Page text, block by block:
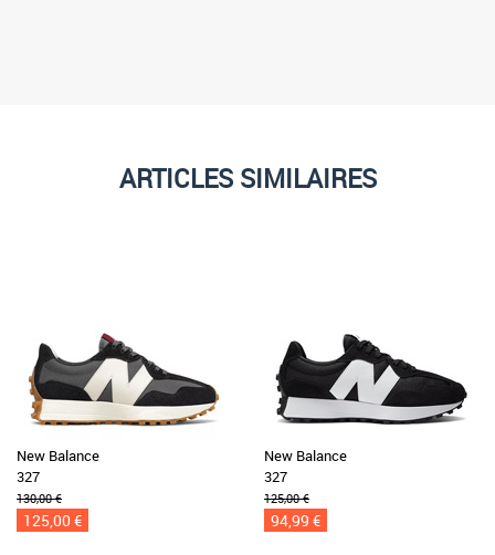
ARTICLES SIMILAIRES
New Balance
327
130,00 €
125,00 €
New Balance
327
125,00 €
94,99 €